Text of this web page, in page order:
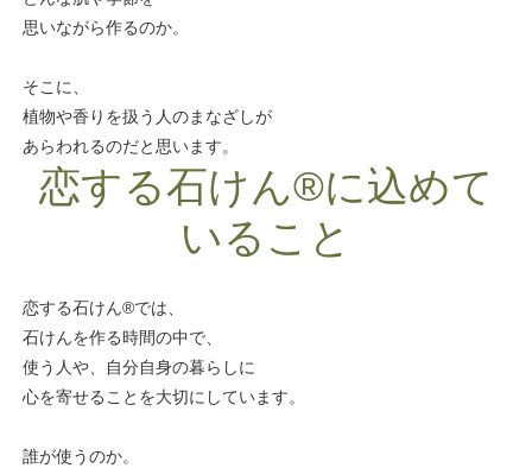
思いながら作るのか。
そこに、
植物や香りを扱う人のまなざしが
あらわれるのだと思います。
恋する石けん®に込めて
いること
恋する石けん®では、
石けんを作る時間の中で、
使う人や、自分自身の暮らしに
心を寄せることを大切にしています。
誰が使うのか。